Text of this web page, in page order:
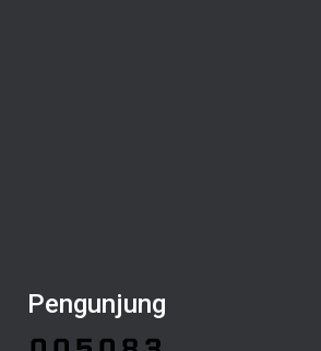
Pengunjung